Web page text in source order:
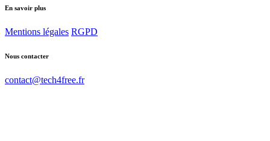
En savoir plus
Mentions légales RGPD
Nous contacter
contact@tech4free.fr